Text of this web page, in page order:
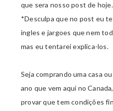
que sera nosso post de hoje.
*Desculpa que no post eu
ingles e jargoes que nem
mas eu tentarei explica-los.
Seja comprando uma casa
ano que vem aqui no
provar que tem condições